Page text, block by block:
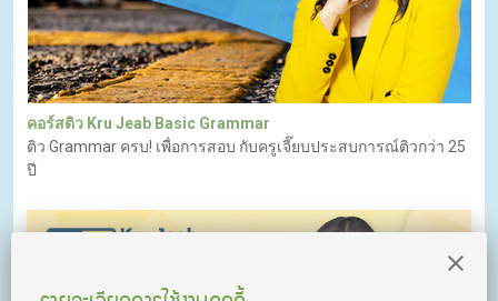
คอร์สติว Kru Jeab Basic Grammar
ติว Grammar ครบ! เพื่อการสอบ กับครูเจี๊ยบประสบการณ์ติวกว่า 25
ปี